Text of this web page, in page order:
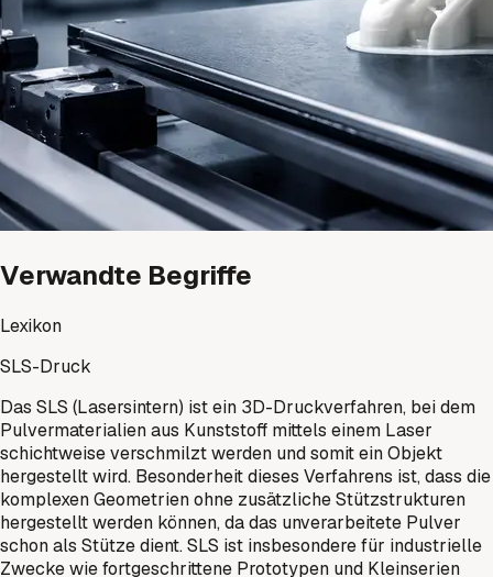
Verwandte Begriffe
Lexikon
SLS-Druck
Das SLS (Lasersintern) ist ein 3D-Druckverfahren, bei dem
Pulvermaterialien aus Kunststoff mittels einem Laser
schichtweise verschmilzt werden und somit ein Objekt
hergestellt wird. Besonderheit dieses Verfahrens ist, dass die
komplexen Geometrien ohne zusätzliche Stützstrukturen
hergestellt werden können, da das unverarbeitete Pulver
schon als Stütze dient. SLS ist insbesondere für industrielle
Zwecke wie fortgeschrittene Prototypen und Kleinserien